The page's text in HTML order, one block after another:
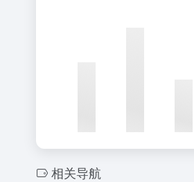
相关导航